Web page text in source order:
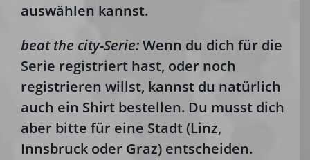
auswählen kannst.
beat the city-Serie:Wenn du dich für die
Serie registriert hast, oder noch
registrieren willst, kannst du natürlich
auch ein Shirt bestellen. Du musst dich
aber bitte für eine Stadt (Linz,
Innsbruck oder Graz) entscheiden.